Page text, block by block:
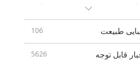
دوم حضرت عیسی
Prophecies of the End
26
New
12
طبیعت 106
قابل توجه 5626